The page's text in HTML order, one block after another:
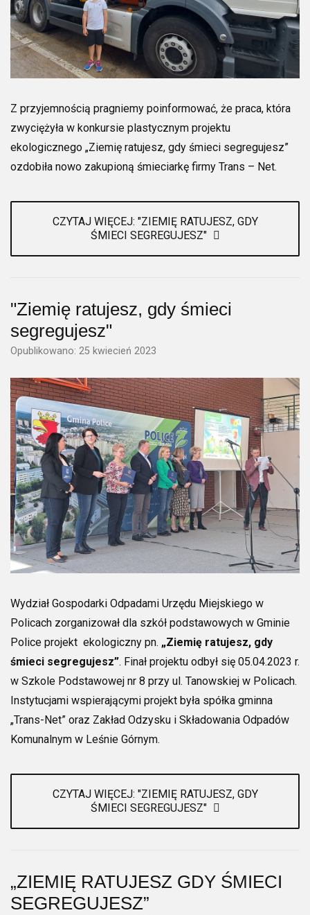
Z przyjemnością pragniemy poinformować, że praca, która
zwyciężyła w konkursie plastycznym projektu
ekologicznego „Ziemię ratujesz, gdy śmieci segregujesz”
ozdobiła nowo zakupioną śmieciarkę firmy Trans – Net.
CZYTAJ WIĘCEJ: "ZIEMIĘ RATUJESZ, GDY
ŚMIECI SEGREGUJESZ"
"Ziemię ratujesz, gdy śmieci
segregujesz"
Opublikowano: 25 kwiecień 2023
Wydział Gospodarki Odpadami Urzędu Miejskiego w
Policach zorganizował dla szkół podstawowych w Gminie
Police projekt ekologiczny pn. „Ziemię ratujesz, gdy
śmieci segregujesz”. Finał projektu odbył się 05.04.2023 r.
w Szkole Podstawowej nr 8 przy ul. Tanowskiej w Policach.
Instytucjami wspierającymi projekt była spółka gminna
„Trans-Net” oraz Zakład Odzysku i Składowania Odpadów
Komunalnym w Leśnie Górnym.
CZYTAJ WIĘCEJ: "ZIEMIĘ RATUJESZ, GDY
ŚMIECI SEGREGUJESZ"
„ZIEMIĘ RATUJESZ GDY ŚMIECI
SEGREGUJESZ”